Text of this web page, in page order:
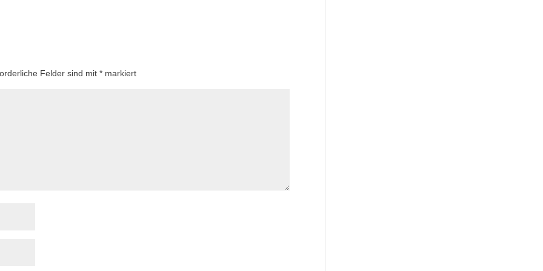
Felder sind mit* markiert